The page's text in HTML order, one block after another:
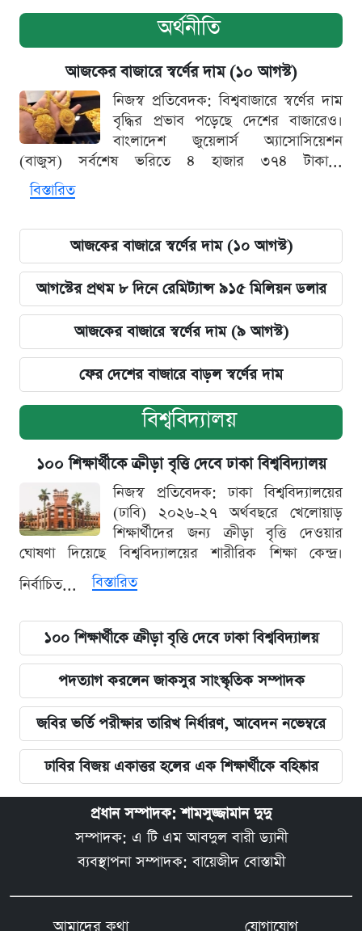
অর্থনীতি
আজকের বাজারে স্বর্ণের দাম (১০ আগস্ট)
নিজস্ব প্রতিবেদক: বিশ্ববাজারে স্বর্ণের দাম
বৃদ্ধির প্রভাব পড়েছে দেশের বাজারেও।
বাংলাদেশ জুয়েলার্স অ্যাসোসিয়েশন
(বাজুস) সর্বশেষ ভরিতে ৪ হাজার ৩৭৪ টাকা...
বিস্তারিত
আজকের বাজারে স্বর্ণের দাম (১০ আগস্ট)
আগস্টের প্রথম ৮ দিনে রেমিট্যান্স ৯১৫ মিলিয়ন ডলার
আজকের বাজারে স্বর্ণের দাম (৯ আগস্ট)
ফের দেশের বাজারে বাড়ল স্বর্ণের দাম
বিশ্ববিদ্যালয়
১০০ শিক্ষার্থীকে ক্রীড়া বৃত্তি দেবে ঢাকা বিশ্ববিদ্যালয়
নিজস্ব প্রতিবেদক: ঢাকা বিশ্ববিদ্যালয়ের
(ঢাবি) ২০২৬-২৭ অর্থবছরে খেলোয়াড়
শিক্ষার্থীদের জন্য ক্রীড়া বৃত্তি দেওয়ার
ঘোষণা দিয়েছে বিশ্ববিদ্যালয়ের শারীরিক শিক্ষা কেন্দ্র।
নির্বাচিত...
বিস্তারিত
১০০ শিক্ষার্থীকে ক্রীড়া বৃত্তি দেবে ঢাকা বিশ্ববিদ্যালয়
পদত্যাগ করলেন জাকসুর সাংস্কৃতিক সম্পাদক
জবির ভর্তি পরীক্ষার তারিখ নির্ধারণ, আবেদন নভেম্বরে
ঢাবির বিজয় একাত্তর হলের এক শিক্ষার্থীকে বহিষ্কার
প্রধান সম্পাদক: শামসুজ্জামান দুদু
সম্পাদক: এ টি এম আবদুল বারী ড্যানী
ব্যবস্থাপনা সম্পাদক: বায়েজীদ বোস্তামী
আমাদের কথা যোগাযোগ